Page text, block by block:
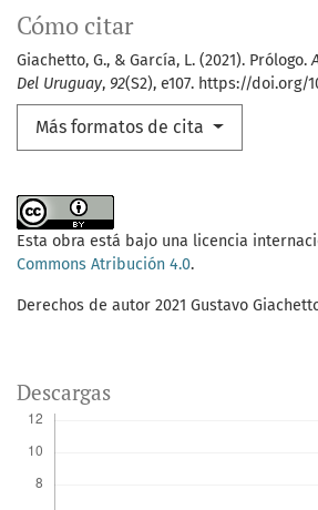
Cómo citar
Giachetto, G., & García, L. (2021). Prólogo.
Del Uruguay, 92(S2), e107. https://doi.org/
Más formatos de cita
Esta obra está bajo una licencia
Commons Atribución 4.0.
Derechos de autor 2021 Gustavo
Descargas